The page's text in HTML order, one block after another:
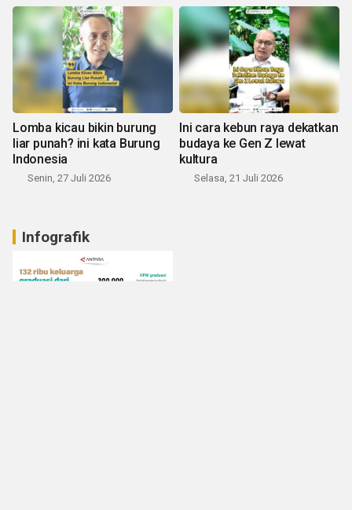
Lomba kicau bikin burung
liar punah? ini kata Burung
Indonesia
Senin, 27 Juli 2026
Ini cara kebun raya dekatkan
budaya ke Gen Z lewat
kultura
Selasa, 21 Juli 2026
Infografik